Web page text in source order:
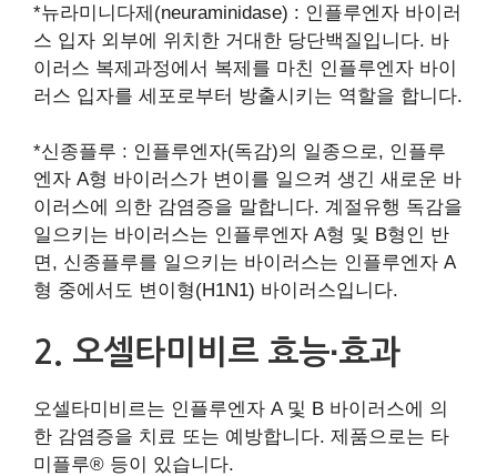
*뉴라미니다제(neuraminidase) : 인플루엔자 바이러
스 입자 외부에 위치한 거대한 당단백질입니다. 바
이러스 복제과정에서 복제를 마친 인플루엔자 바이
러스 입자를 세포로부터 방출시키는 역할을 합니다.
*신종플루 : 인플루엔자(독감)의 일종으로, 인플루
엔자 A형 바이러스가 변이를 일으켜 생긴 새로운 바
이러스에 의한 감염증을 말합니다. 계절유행 독감을
일으키는 바이러스는 인플루엔자 A형 및 B형인 반
면, 신종플루를 일으키는 바이러스는 인플루엔자 A
형 중에서도 변이형(H1N1) 바이러스입니다.
2. 오셀타미비르 효능∙효과
오셀타미비르는 인플루엔자 A 및 B 바이러스에 의
한 감염증을 치료 또는 예방합니다. 제품으로는 타
미플루® 등이 있습니다.